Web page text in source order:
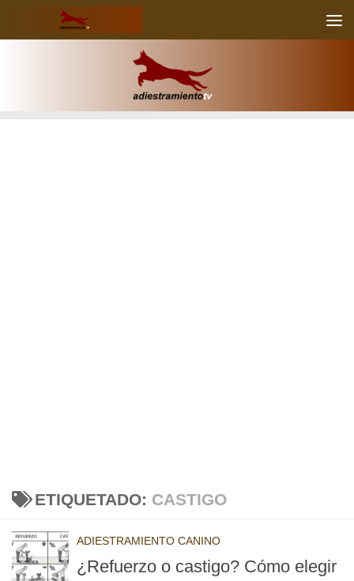
Skip to content
ETIQUETADO: CASTIGO
ADIESTRAMIENTO CANINO
¿Refuerzo o castigo? Cómo elegir